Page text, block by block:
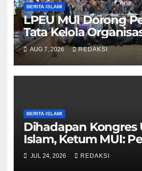
BERITA ISLAMI
LPEU MUI Dorong
Tata Kelola
Lebih Profesional
AUG 7, 2026 REDAKSI
BERITA ISLAMI
Dihadapan Kongres
Islam, Ketum MUI:
Ekonomi Syariah dan
LGBT
JUL 24, 2026 REDAKSI